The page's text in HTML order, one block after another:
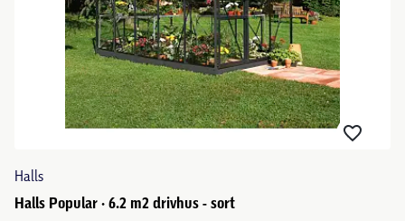
Halls
Halls Popular · 6.2 m2 drivhus - sort